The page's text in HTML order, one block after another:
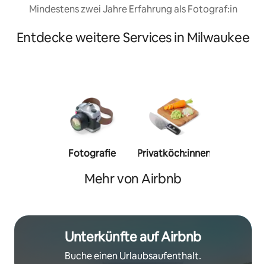
Mindestens zwei Jahre Erfahrung als Fotograf:in
Entdecke weitere Services in Milwaukee
Fotografie Privatköch:innen
Mehr von Airbnb
Unterkünfte auf Airbnb
Buche einen Urlaubsaufenthalt.